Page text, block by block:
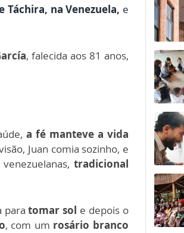
Táchira, na Venezuela, e
, falecida aos 81 anos,
a fé manteve a vida
Juan comia sozinho, e
venezuelanas, tradicional
paratomar sol e depois o
, com um rosário branco